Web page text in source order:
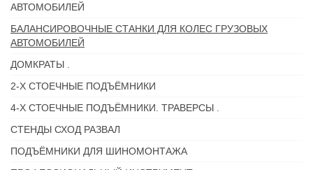
АВТОМОБИЛЕЙ
БАЛАНСИРОВОЧНЫЕ СТАНКИ ДЛЯ КОЛЕС ГРУЗОВЫХ
АВТОМОБИЛЕЙ
ДОМКРАТЫ .
2-Х СТОЕЧНЫЕ ПОДЪЁМНИКИ
4-Х СТОЕЧНЫЕ ПОДЪЁМНИКИ. ТРАВЕРСЫ .
СТЕНДЫ СХОД РАЗВАЛ
ПОДЪЁМНИКИ ДЛЯ ШИНОМОНТАЖА